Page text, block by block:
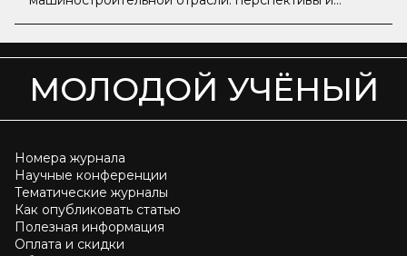
МОЛОДОЙ УЧЁНЫЙ
Номера журнала
Научные конференции
Тематические журналы
Как опубликовать статью
Полезная информация
Оплата и скидки